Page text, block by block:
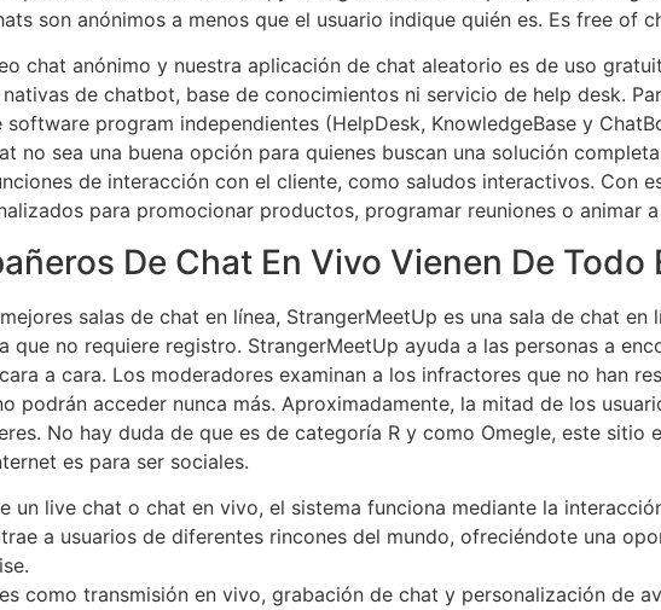
son anónimos a menos que el usuario indique quién es. Es free of
chat anónimo y nuestra aplicación de chat aleatorio es de uso
de chatbot, base de conocimientos ni servicio de help desk.
program independientes (HelpDesk, KnowledgeBase y
no sea una buena opción para quienes buscan una solución
de interacción con el cliente, como saludos interactivos. Con
para promocionar productos, programar reuniones o animar
De Chat En Vivo Vienen De Todo
salas de chat en línea, StrangerMeetUp es una sala de chat
que no requiere registro. StrangerMeetUp ayuda a las personas a
a cara. Los moderadores examinan a los infractores que no han
podrán acceder nunca más. Aproximadamente, la mitad de los
No hay duda de que es de categoría R y como Omegle, este
es para ser sociales.
un live chat o chat en vivo, el sistema funciona mediante la
a usuarios de diferentes rincones del mundo, ofreciéndote una
como transmisión en vivo, grabación de chat y personalización de